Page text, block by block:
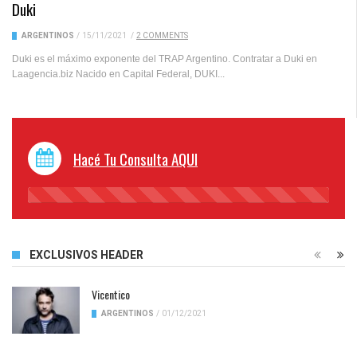
Duki
ARGENTINOS / 15/11/2021 / 2 COMMENTS
Duki es el máximo exponente del TRAP Argentino. Contratar a Duki en
Laagencia.biz Nacido en Capital Federal, DUKI...
Hacé Tu Consulta AQUI
45%
EXCLUSIVOS HEADER
Vicentico
ARGENTINOS / 01/12/2021